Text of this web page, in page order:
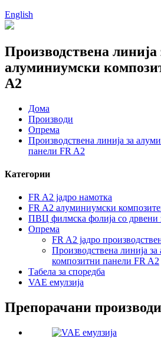
English
Производствена линија
алуминиумски
A2
Дома
Производи
Опрема
Производствена линија за
панели FR A2
Категории
FR A2 јадро намотка
FR A2 алуминиумски
ПВЦ филмска фолија со дрвени
Опрема
FR A2 јадро
Производствена линија
композитни панели FR A2
Табела за споредба
VAE емулзија
Препорачани производи